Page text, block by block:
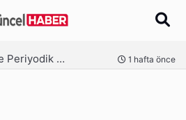
Su Arıtma Sistemlerinde Periyodik Bakım Neden Kritik? 1 hafta önce